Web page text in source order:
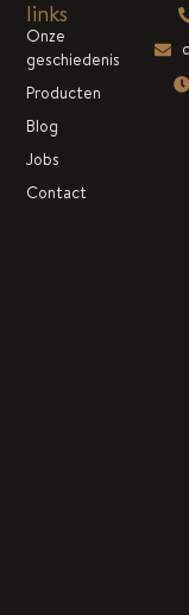
links
Onze
geschiedenis
Producten
Blog
Jobs
Contact